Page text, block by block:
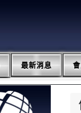
最新消息